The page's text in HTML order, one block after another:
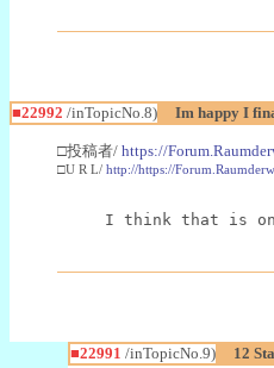
■22992 /inTopicNo.8) Im happy I
□投稿者/ https://
□U R L/ http://https://
I think that is
■22991 /inTopicNo.9) 12